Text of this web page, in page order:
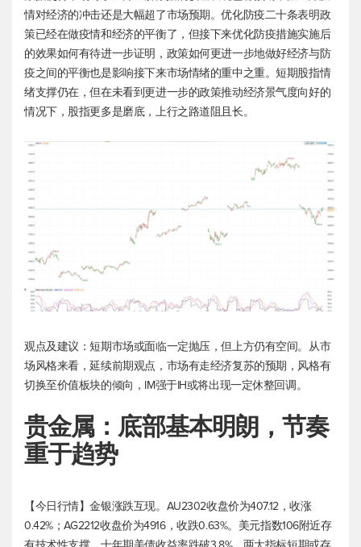
情对经济的冲击还是大幅超了市场预期。优化防疫二十条表明政
策已经在做疫情和经济的平衡了，但接下来优化防疫措施实施后
的效果如何有待进一步证明，政策如何更进一步地做好经济与防
疫之间的平衡也是影响接下来市场情绪的重中之重。短期股指情
绪支撑仍在，但在未看到更进一步的政策推动经济景气度向好的
情况下，股指更多是磨底，上行之路道阻且长。
观点及建议：短期市场或面临一定抛压，但上方仍有空间。从市
场风格来看，延续前期观点，市场有走经济复苏的预期，风格有
切换至价值板块的倾向，IM强于IH或将出现一定休整回调。
贵金属：底部基本明朗，节奏
重于趋势
【今日行情】金银涨跌互现。AU2302收盘价为407.12，收涨
0.42%；AG2212收盘价为4916，收跌0.63%。 美元指数106附近存